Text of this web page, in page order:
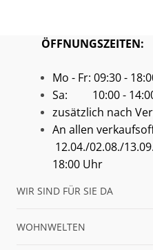
ÖFFNUNGSZEITEN:
Mo - Fr: 09:30 -
Sa: 10:00 -
zusätzlich nach
An allen
12.04./02.08./
18:00 Uhr
WIR SIND FÜR SIE DA
WOHNWELTEN